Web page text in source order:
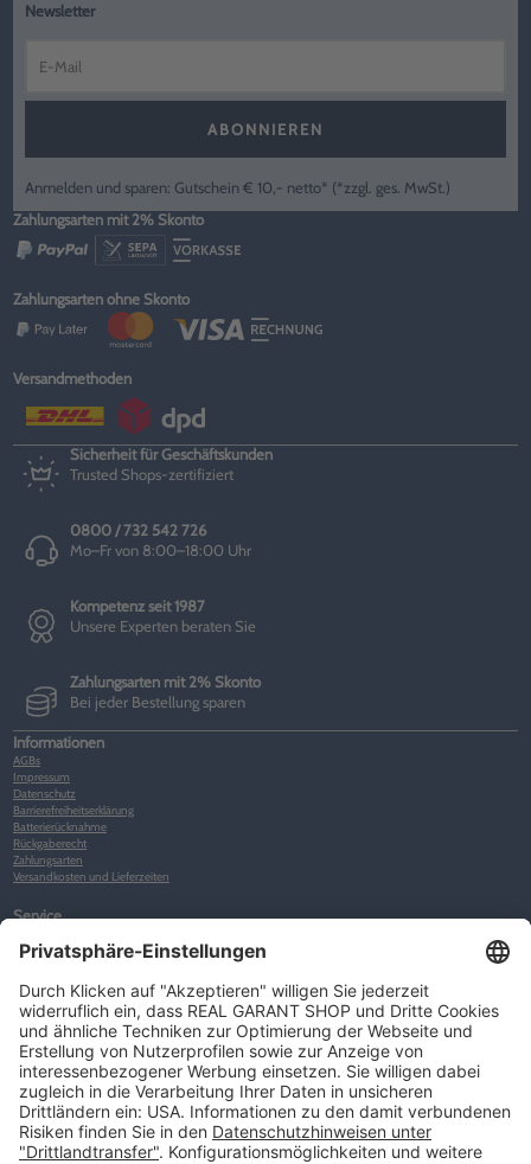
Newsletter
ABONNIEREN
Anmelden und sparen: Gutschein € 10,- netto* (*zzgl. ges. MwSt.)
Zahlungsarten mit 2% Skonto
Zahlungsarten ohne Skonto
Versandmethoden
Sicherheit für Geschäftskunden
Trusted Shops-zertifiziert
0800 / 732 542 726
Mo–Fr von 8:00–18:00 Uhr
Kompetenz seit 1987
Unsere Experten beraten Sie
Zahlungsarten mit 2% Skonto
Bei jeder Bestellung sparen
Informationen
AGBs
Impressum
Datenschutz
Barrierefreiheitserklärung
Batterierücknahme
Rückgaberecht
Zahlungsarten
Versandkosten und Lieferzeiten
Service
Warenkorb
Neues Kunden-Konto anlegen
Newsletter
Kontakt
FAQs
Über uns
Kategorien
Betriebsorganisation (52)
Schlüsselorganisation (140)
Reifenorganisation (35)
Werkstattorganisation (166)